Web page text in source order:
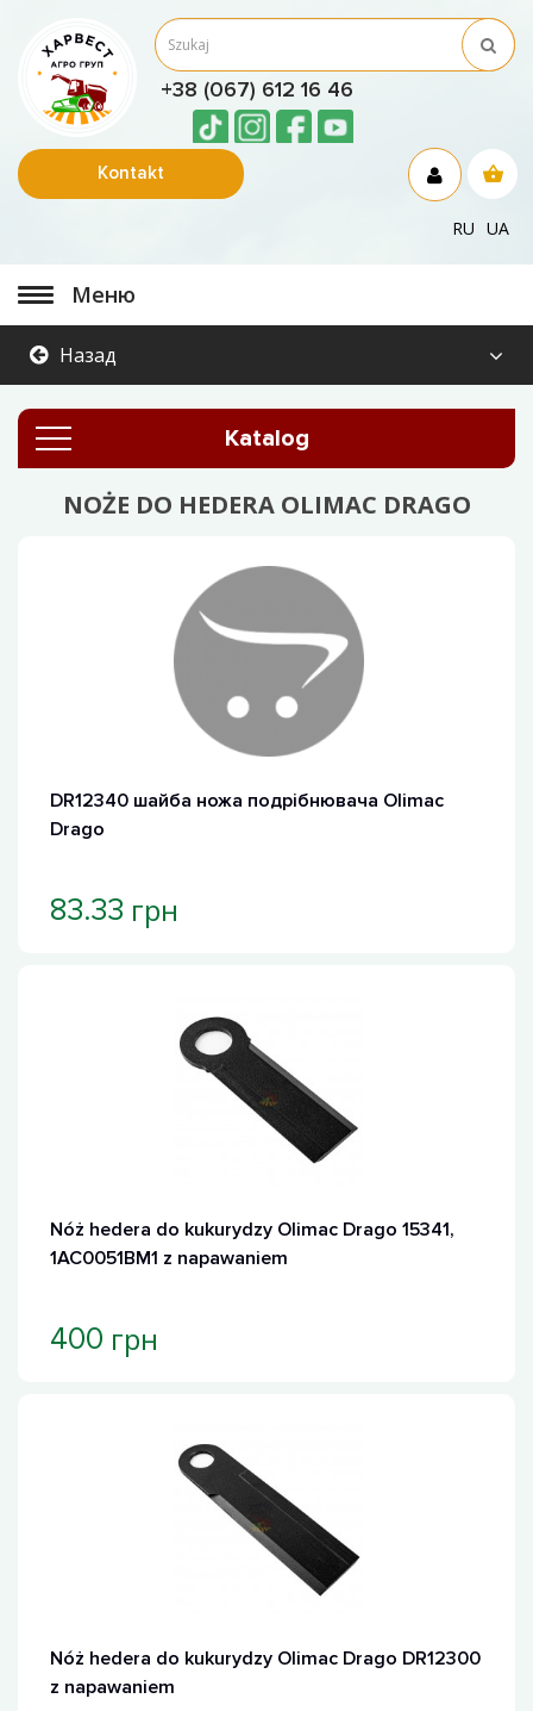
+38 (067) 612 16 46
Kontakt
RU UA
Меню
Назад
Katalog
NOŻE DO HEDERA OLIMAC DRAGO
DR12340 шайба ножа подрібнювача Olimac
Drago
83.33 грн
Nóż hedera do kukurydzy Olimac Drago 15341,
1AC0051BM1 z napawaniem
400 грн
Nóż hedera do kukurydzy Olimac Drago DR12300
z napawaniem